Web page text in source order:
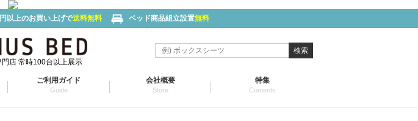
以上のお買い上げで送料無料 ベッド商品組立設置無料
店 常時100台以上展示
検索
ご利用ガイド
Guide
会社概要
Store
特集
Contents